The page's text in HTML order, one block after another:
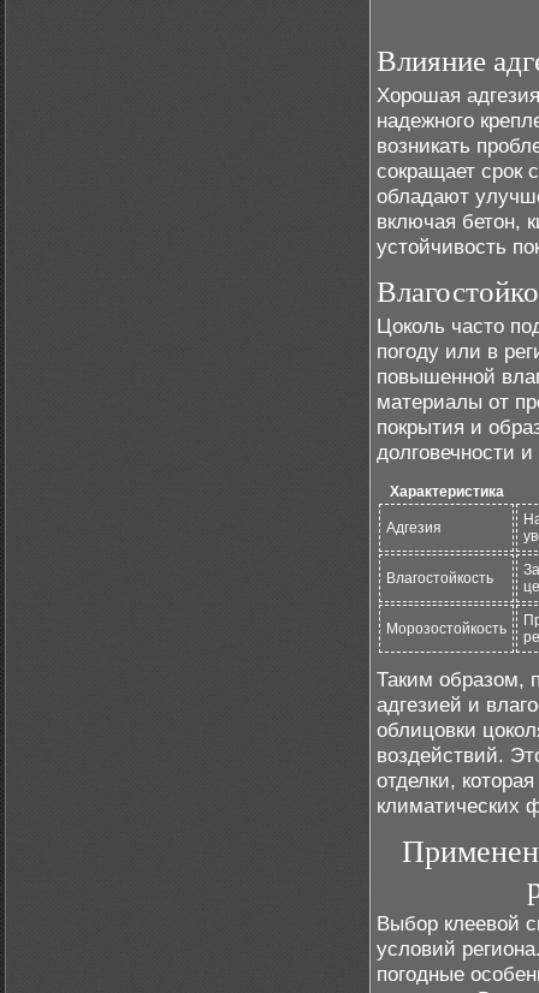
Влияние
Хорошая
надежного
возникать
сокращает срок
обладают
включая бетон,
устойчивость
Цоколь часто
погоду или в
повышенной
материалы от
покрытия и
долговечности
Характеристика
Адгезия
Влагостойкость
Морозостойкость
Таким образом,
адгезией и
облицовки
воздействий.
отделки,
климатических
Выбор клеевой
условий
погодные